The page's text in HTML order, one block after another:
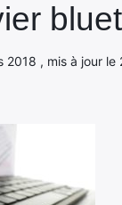
2018 , mis à jour